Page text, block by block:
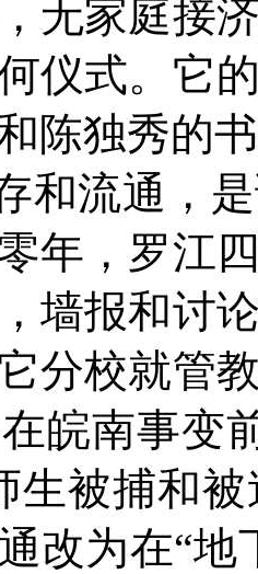
无家庭接
仪式。它
陈独秀的
和流通，
年，罗江
墙报和讨
分校就管
皖南事变
生被捕和
改为在“